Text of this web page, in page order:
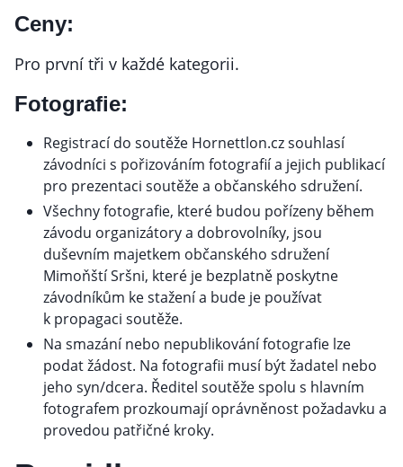
Ceny:
Pro první tři v každé kategorii.
Fotografie:
Registrací do soutěže Hornettlon.cz souhlasí
závodníci s pořizováním fotografií a jejich publikací
pro prezentaci soutěže a občanského sdružení.
Všechny fotografie, které budou pořízeny během
závodu organizátory a dobrovolníky, jsou
duševním majetkem občanského sdružení
Mimoňští Sršni, které je bezplatně poskytne
závodníkům ke stažení a bude je používat
k propagaci soutěže.
Na smazání nebo nepublikování fotografie lze
podat žádost. Na fotografii musí být žadatel nebo
jeho syn/dcera. Ředitel soutěže spolu s hlavním
fotografem prozkoumají oprávněnost požadavku a
provedou patřičné kroky.